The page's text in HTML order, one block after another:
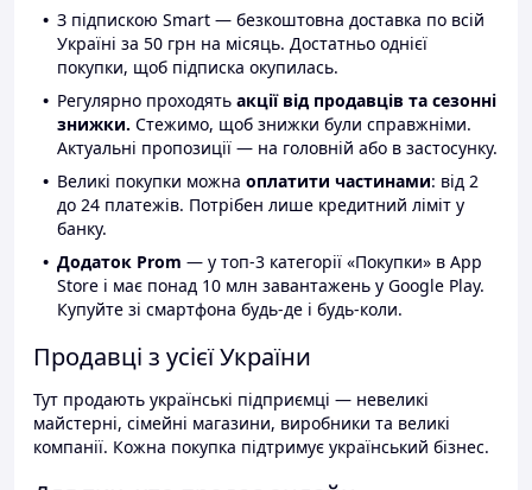
З підпискою Smart — безкоштовна доставка по всій
Україні за 50 грн на місяць. Достатньо однієї
покупки, щоб підписка окупилась.
Регулярно проходять акції від продавців та сезонні
знижки. Стежимо, щоб знижки були справжніми.
Актуальні пропозиції — на головній або в застосунку.
Великі покупки можна оплатити частинами: від 2
до 24 платежів. Потрібен лише кредитний ліміт у
банку.
Додаток Prom — у топ-3 категорії «Покупки» в App
Store і має понад 10 млн завантажень у Google Play.
Купуйте зі смартфона будь-де і будь-коли.
Продавці з усієї України
Тут продають українські підприємці — невеликі
майстерні, сімейні магазини, виробники та великі
компанії. Кожна покупка підтримує український бізнес.